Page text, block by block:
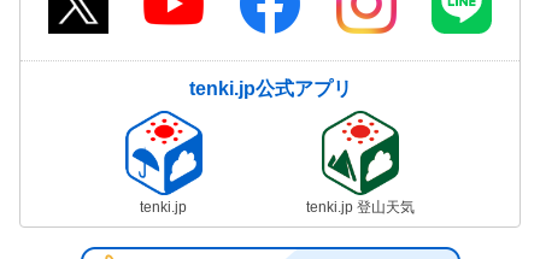
tenki.jp公式アプリ
tenki.jp tenki.jp 登山天気